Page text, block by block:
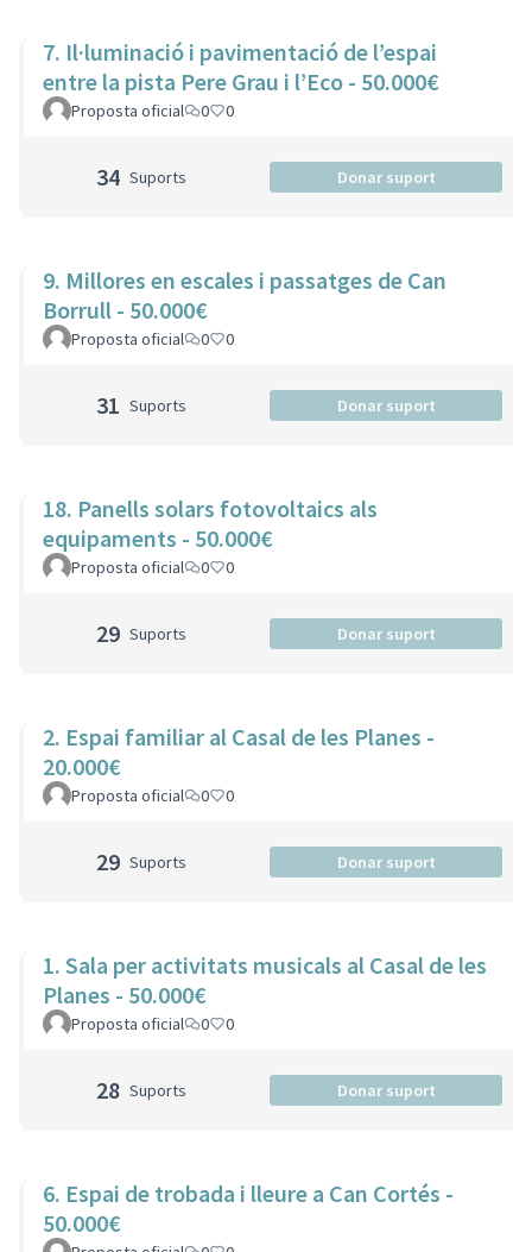
7. Il·luminació i pavimentació de l’espai
entre la pista Pere Grau i l’Eco - 50.000€
Proposta oficial 0 0
34 Suports Donar suport
9. Millores en escales i passatges de Can
Borrull - 50.000€
Proposta oficial 0 0
31 Suports Donar suport
18. Panells solars fotovoltaics als
equipaments - 50.000€
Proposta oficial 0 0
29 Suports Donar suport
2. Espai familiar al Casal de les Planes -
20.000€
Proposta oficial 0 0
29 Suports Donar suport
1. Sala per activitats musicals al Casal de les
Planes - 50.000€
Proposta oficial 0 0
28 Suports Donar suport
6. Espai de trobada i lleure a Can Cortés -
50.000€